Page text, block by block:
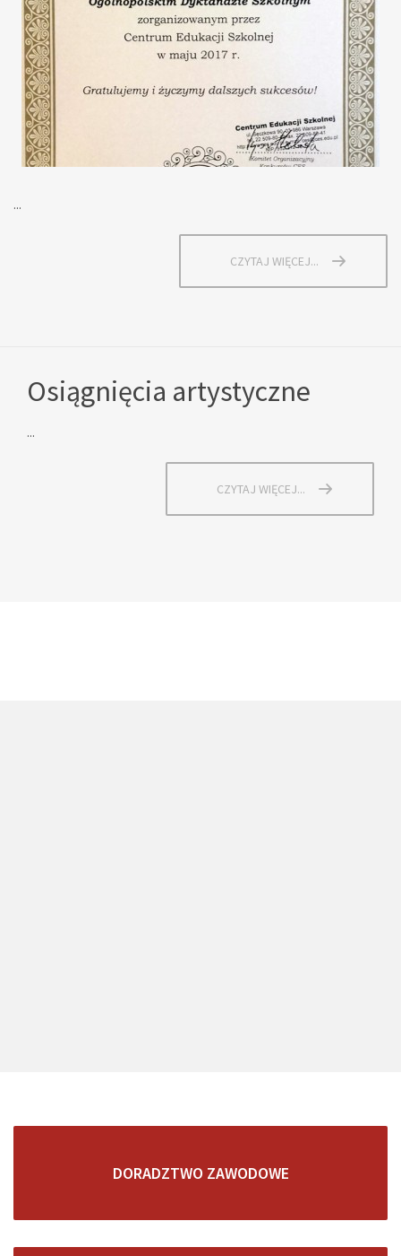
...
CZYTAJ WIĘCEJ...
Osiągnięcia artystyczne
...
CZYTAJ WIĘCEJ...
DORADZTWO ZAWODOWE